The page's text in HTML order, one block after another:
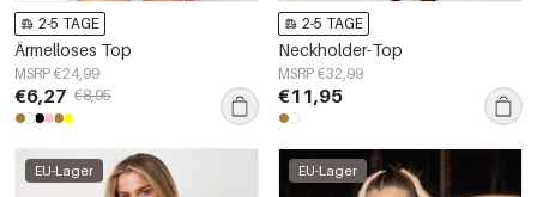
2-5 TAGE
Ärmelloses Top
MSRP €24,99
€6,27 €8,95
2-5 TAGE
Neckholder-Top
MSRP €32,99
€11,95
EU-Lager EU-Lager